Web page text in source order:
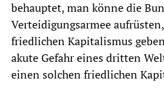
behauptet, man könne die
Verteidigungsarmee
friedlichen Kapitalismus
akute Gefahr eines dritten
einen solchen friedlichen